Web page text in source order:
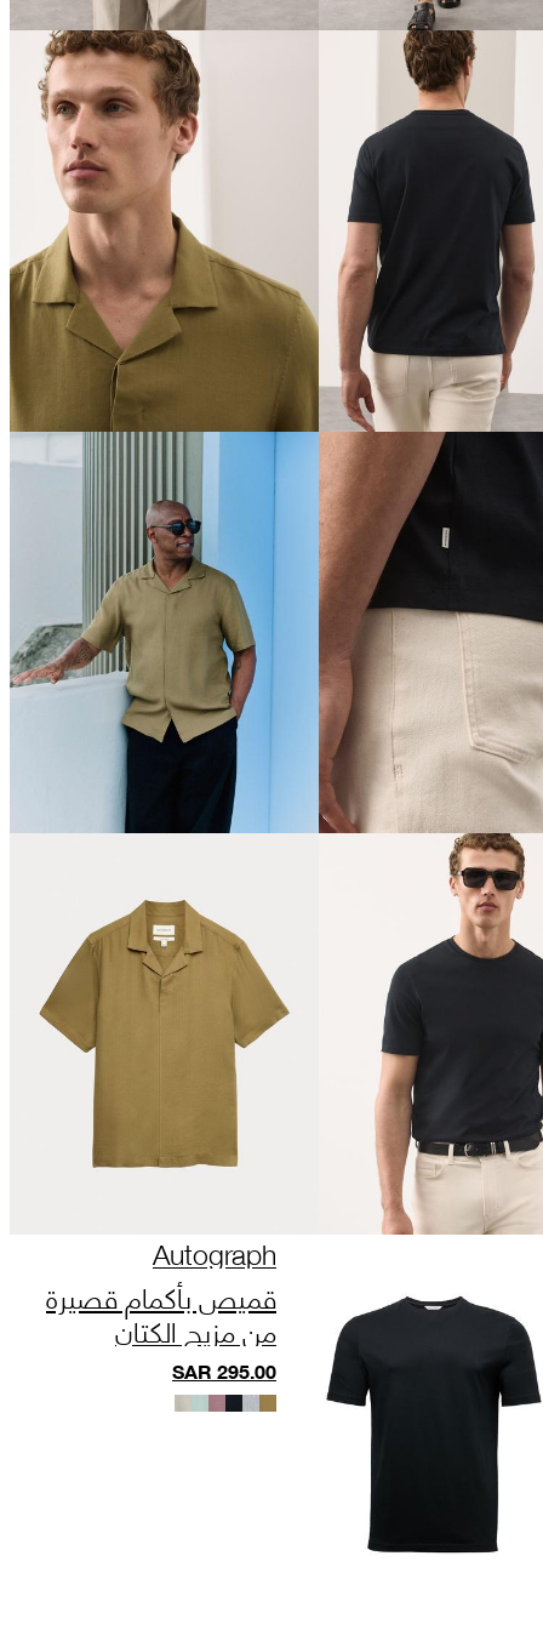
Autograph
قميص بأكمام قصيرة
من مزيج الكتان
SAR295.00